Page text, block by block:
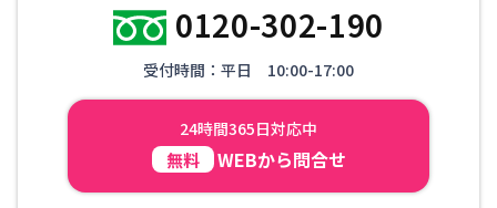
0120-302-190
受付時間：平日 10:00-17:00
24時間365日対応中
無料 WEBから問合せ